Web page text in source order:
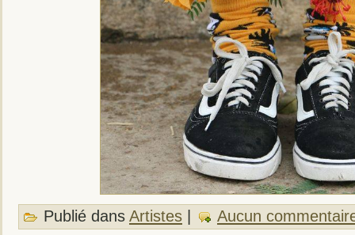
Publié dans Artistes Aucun